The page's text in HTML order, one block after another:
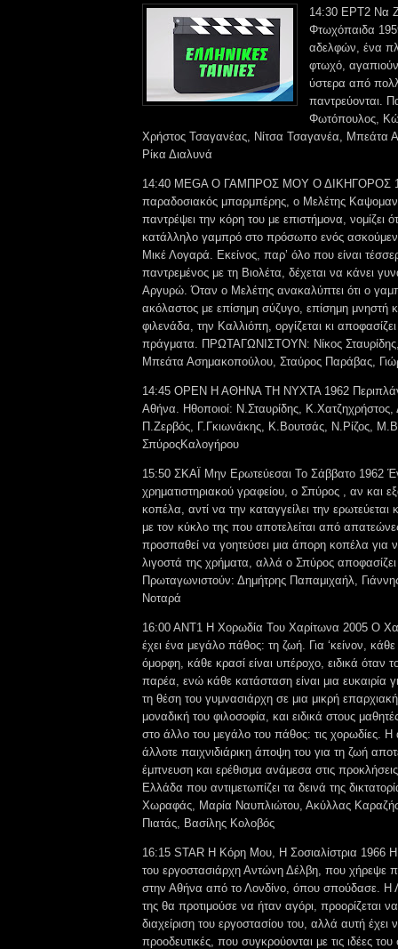
14:30 ΕΡΤ2 Να
Φτωχόπαιδα
αδελφών, ένα
φτωχό,
ύστερα από
παντρεύονται.
Φωτόπουλος,
Χρήστος Τσαγανέας, Νίτσα Τσαγανέα, Μπεάτα
Ρίκα Διαλυνά
14:40 MEGA Ο ΓΑΜΠΡΟΣ ΜΟΥ Ο ΔΙΚΗΓΟΡΟΣ
παραδοσιακός μπαρμπέρης, ο Μελέτης
παντρέψει την κόρη του με επιστήμονα, νομίζει
κατάλληλο γαμπρό στο πρόσωπο ενός
Μικέ Λογαρά. Εκείνος, παρ’ όλο που είναι
παντρεμένος με τη Βιολέτα, δέχεται να κάνει
Αργυρώ. Όταν ο Μελέτης ανακαλύπτει ότι ο
ακόλαστος με επίσημη σύζυγο, επίσημη μνηστή
φιλενάδα, την Καλλιόπη, οργίζεται κι
πράγματα. ΠΡΩΤΑΓΩΝΙΣΤΟΥΝ: Νίκος Σταυρίδης,
Μπεάτα Ασημακοπούλου, Σταύρος Παράβας,
14:45 OPEN Η ΑΘΗΝΑ ΤΗ ΝΥΧΤΑ 1962
Αθήνα. Ηθοποιοί: Ν.Σταυρίδης,
Π.Ζερβός, Γ.Γκιωνάκης, Κ.Βουτσάς, Ν.Ρίζος,
ΣπύροςΚαλογήρου
15:50 ΣΚΑΪ Μην Ερωτεύεσαι Το Σάββατο 1962
χρηματιστηριακού γραφείου, ο Σπύρος , αν και
κοπέλα, αντί να την καταγγείλει την ερωτεύεται
με τον κύκλο της που αποτελείται από
προσπαθεί να γοητεύσει μια άπορη κοπέλα για
λιγοστά της χρήματα, αλλά ο Σπύρος
Πρωταγωνιστούν: Δημήτρης Παπαμιχαήλ,
Νοταρά
16:00 ANT1 Η Χορωδία Του Χαρίτωνα 2005 Ο
έχει ένα μεγάλο πάθος: τη ζωή. Για ‘κείνον, κάθε
όμορφη, κάθε κρασί είναι υπέροχο, ειδικά όταν
παρέα, ενώ κάθε κατάσταση είναι μια ευκαιρία
τη θέση του γυμνασιάρχη σε μια μικρή
μοναδική του φιλοσοφία, και ειδικά στους
στο άλλο του μεγάλο του πάθος: τις χορωδίες. Η
άλλοτε παιχνιδιάρικη άποψη του για τη ζωή
έμπνευση και ερέθισμα ανάμεσα στις
Ελλάδα που αντιμετωπίζει τα δεινά της
Χωραφάς, Μαρία Ναυπλιώτου, Ακύλλας
Πιατάς, Βασίλης Κολοβός
16:15 STAR Η Κόρη Μου, Η Σοσιαλίστρια 1966
του εργοστασιάρχη Αντώνη Δέλβη, που χήρεψε
στην Αθήνα από το Λονδίνο, όπου σπούδασε. Η
της θα προτιμούσε να ήταν αγόρι, προορίζεται να
διαχείριση του εργοστασίου του, αλλά αυτή έχει
προοδευτικές, που συγκρούονται με τις ιδέες